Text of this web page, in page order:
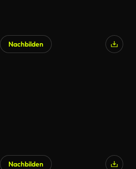
Nachbilden
Nachbilden